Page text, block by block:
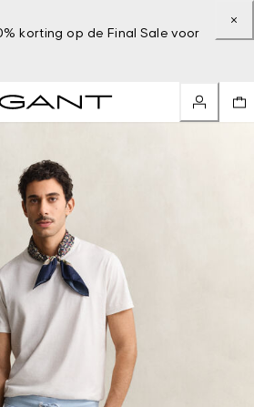
korting op de Final Sale voor